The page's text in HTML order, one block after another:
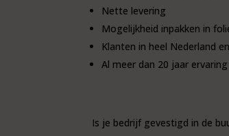
Nette levering
Mogelijkheid inpakken in
Klanten in heel Nederland
Al meer dan 20 jaar ervaring
Is je bedrijf gevestigd in de